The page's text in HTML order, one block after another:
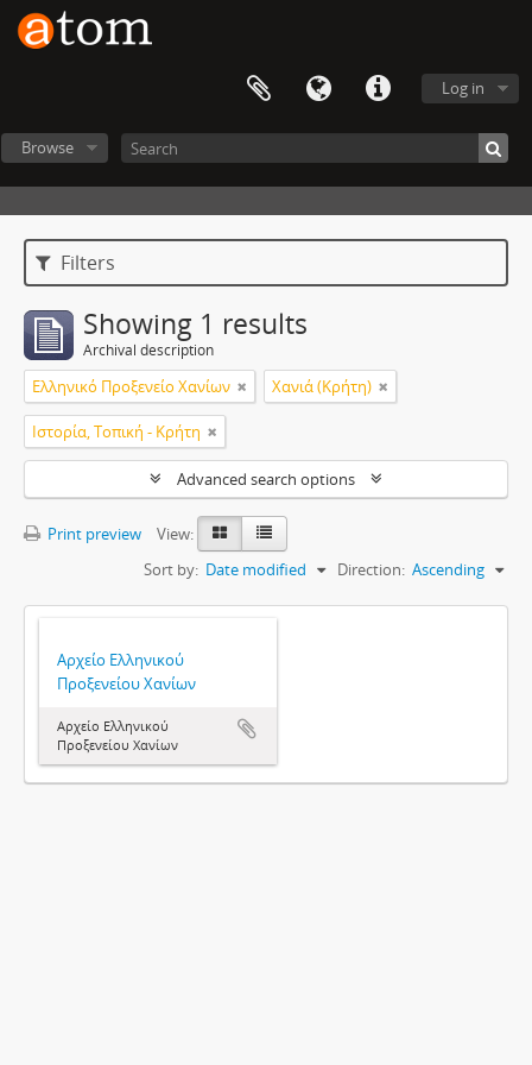
Log in
Browse
Filters
Showing 1 results
Archival description
Ελληνικό Προξενείο Χανίων Χανιά (Κρήτη)
Ιστορία, Τοπική - Κρήτη
Advanced search options
Print preview
View:
Sort by: Date modified Direction: Ascending
Αρχείο Ελληνικού
Προξενείου Χανίων
Αρχείο Ελληνικού
Προξενείου Χανίων